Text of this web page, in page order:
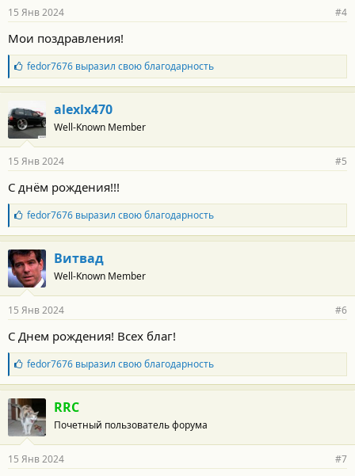
н
с
т
и
:
15 Янв 2024 #4
Мои поздравления!
Б
л
а
о
д
а
н
с
т
и
:
fedor7676выразил свою благодарность
alexlx470
Well-Known Member
15 Янв 2024 #5
С днём рождения!!!
Б
л
а
г
о
д
а
н
с
т
и
:
fedor7676выразил свою благодарность
Витвад
Well-Known Member
15 Янв 2024 #6
С Днем рождения! Всех благ!
Б
л
а
г
о
д
а
н
fedor7676выразил свою благодарность
RRC
Почетный пользователь форума
15 Янв 2024 #7